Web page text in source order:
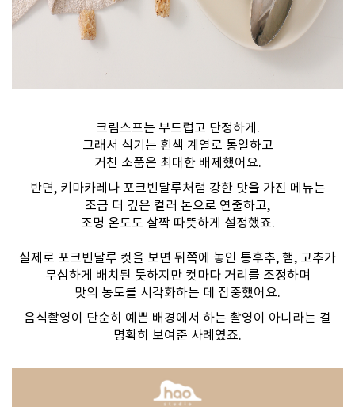
크림스프는 부드럽고 단정하게.
그래서 식기는 흰색 계열로 통일하고
거친 소품은 최대한 배제했어요.
반면, 키마카레나 포크빈달루처럼 강한 맛을 가진 메뉴는
조금 더 깊은 컬러 톤으로 연출하고,
조명 온도도 살짝 따뜻하게 설정했죠.
실제로 포크빈달루 컷을 보면 뒤쪽에 놓인 통후추, 햄, 고추가
무심하게 배치된 듯하지만 컷마다 거리를 조정하며
맛의 농도를 시각화하는 데 집중했어요.​
음식촬영이 단순히 예쁜 배경에서 하는 촬영이 아니라는 걸
명확히 보여준 사례였죠.